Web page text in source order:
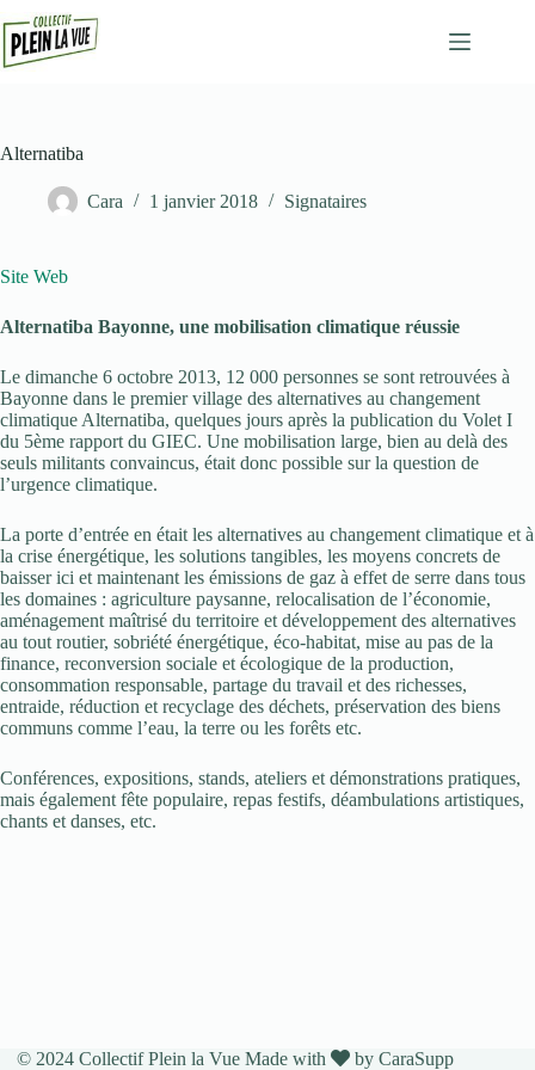
au
contenu
Alternatiba
Cara 1 janvier 2018 Signataires
Site Web
Alternatiba Bayonne, une mobilisation climatique réussie
Le dimanche 6 octobre 2013, 12 000 personnes se sont retrouvées à
Bayonne dans le premier village des alternatives au changement
climatique Alternatiba, quelques jours après la publication du Volet I
du 5ème rapport du GIEC. Une mobilisation large, bien au delà des
seuls militants convaincus, était donc possible sur la question de
l’urgence climatique.
La porte d’entrée en était les alternatives au changement climatique et à
la crise énergétique, les solutions tangibles, les moyens concrets de
baisser ici et maintenant les émissions de gaz à effet de serre dans tous
les domaines : agriculture paysanne, relocalisation de l’économie,
aménagement maîtrisé du territoire et développement des alternatives
au tout routier, sobriété énergétique, éco-habitat, mise au pas de la
finance, reconversion sociale et écologique de la production,
consommation responsable, partage du travail et des richesses,
entraide, réduction et recyclage des déchets, préservation des biens
communs comme l’eau, la terre ou les forêts etc.
Conférences, expositions, stands, ateliers et démonstrations pratiques,
mais également fête populaire, repas festifs, déambulations artistiques,
chants et danses, etc.
© 2024 Collectif Plein la Vue Made with byCaraSupp